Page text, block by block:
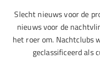
Slecht nieuws voor de
nieuws voor de
het roer om. Nachtclubs
geclassificeerd als